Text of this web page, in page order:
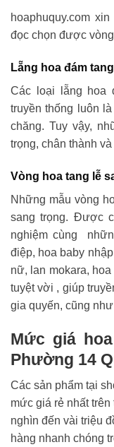
hoaphuquy.com
đọc chọn được
Lẵng hoa đám tang
Các loại lẵng hoa
truyền thống luôn
chăng. Tuy vậy,
trọng, chân thành
Vòng hoa tang lễ
Những mẫu vòng
sang trọng. Được
nghiệm cùng
điệp, hoa baby
nữ, lan mokara,
tuyệt vời , giúp
gia quyến, cũng
Mức giá
Phường 14
Các sản phẩm tại
mức giá rẻ nhất
nghìn đến vài triệu
hàng nhanh chóng